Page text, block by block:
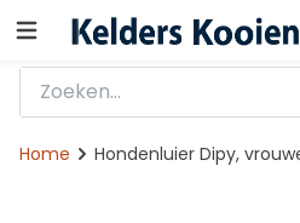
Home Hondenluier Dipy,